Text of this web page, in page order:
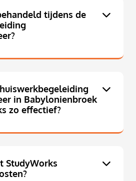
tijdens de
in Babylonienbroek
zo effectief?
StudyWorks